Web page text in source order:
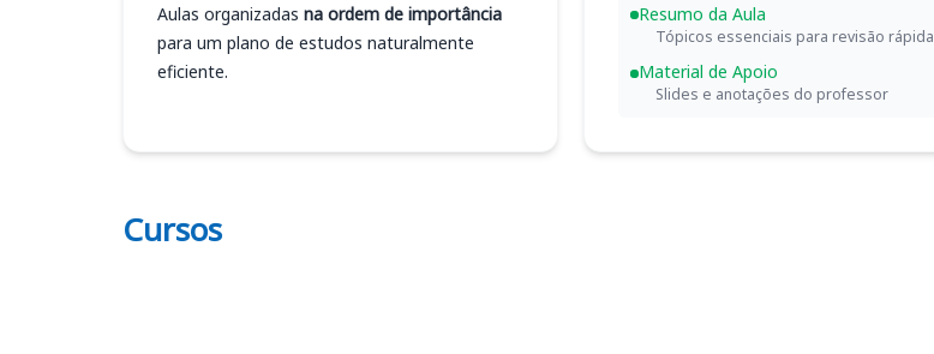
Aulas organizadas na ordem de importância
para um plano de estudos naturalmente
eficiente.
Resumo da Aula
Tópicos essenciais para revisão rápida
Material de Apoio
Slides e anotações do professor
Cursos